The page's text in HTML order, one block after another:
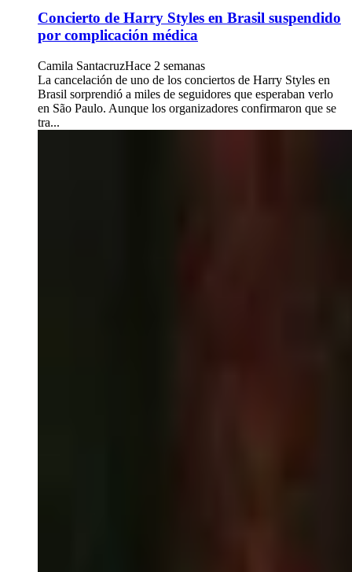
Concierto de Harry Styles en Brasil suspendido
por complicación médica
Camila SantacruzHace 2 semanas
La cancelación de uno de los conciertos de Harry Styles en
Brasil sorprendió a miles de seguidores que esperaban verlo
en São Paulo. Aunque los organizadores confirmaron que se
tra...